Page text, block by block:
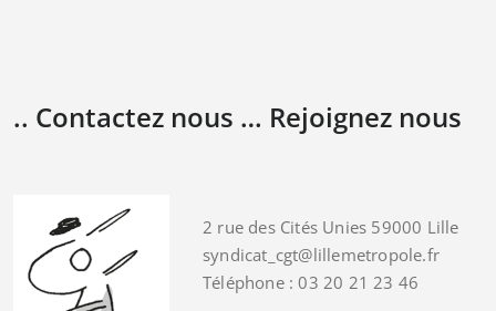
.. Contactez nous … Rejoignez nous
2 rue des Cités Unies 59000 Lille
syndicat_cgt@lillemetropole.fr
Téléphone : 03 20 21 23 46